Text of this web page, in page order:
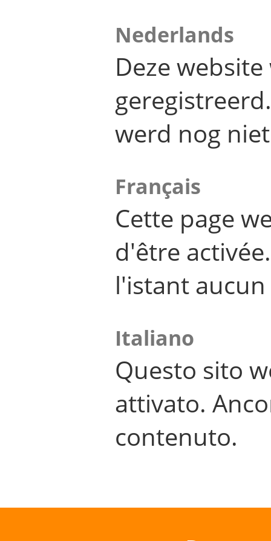
Nederlands
Deze
werd nog
Français
Cette page
d'être
l'istant
Italiano
Questo sito
attivato.
contenuto.